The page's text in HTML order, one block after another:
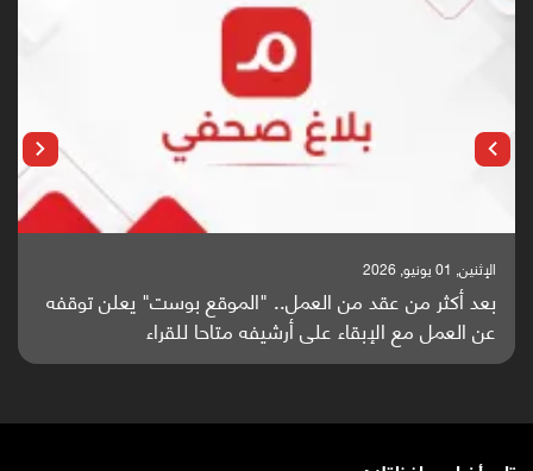
الإثنين, 01 يونيو, 2026
بعد أكثر من عقد من العمل.. "الموقع بوست" يعلن توقفه
عن العمل مع الإبقاء على أرشيفه متاحا للقراء